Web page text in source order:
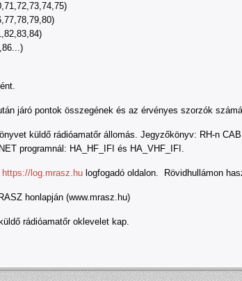
járó pontok összegének és az érvényes szorzók
küldő rádióamatőr állomás. Jegyzőkönyv: RH-n
programnál: HA_HF_IFI és HA_VHF_IFI.
https://log.mrasz.hu logfogadó oldalon. Rövidhullámon
honlapján (www.mrasz.hu)
rádióamatőr oklevelet kap.